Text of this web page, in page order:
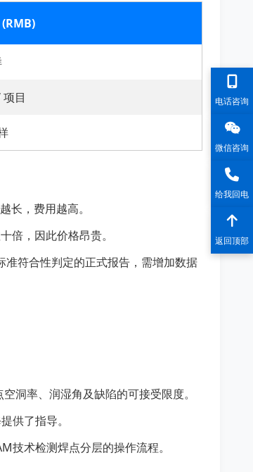
目
长，费用越高。
倍，因此价格昂贵。
符合性判定的正式报告，需增加数据
洞率、润湿角及缺陷的可接受限度。
供了指导。
技术检测焊点分层的操作流程。
电话咨询
微信咨询
给我回电
返回顶部